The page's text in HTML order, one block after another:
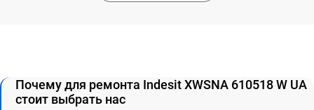
Почему для ремонта Indesit XWSNA 610518 W UA
стоит выбрать нас